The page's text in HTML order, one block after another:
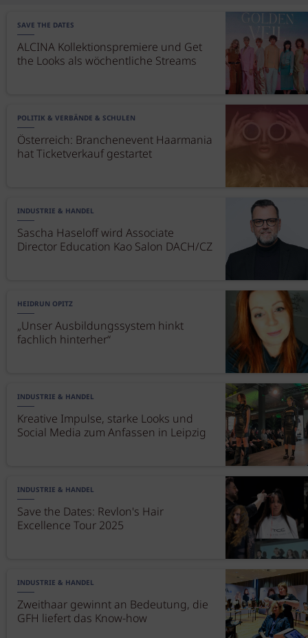
SAVE THE DATES
ALCINA Kollektionspremiere und Get
the Looks als wöchentliche Streams
POLITIK & VERBÄNDE & SCHULEN
Österreich: Branchenevent Haarmania
hat Ticketverkauf gestartet
INDUSTRIE & HANDEL
Sascha Haseloff wird Associate
Director Education Kao Salon DACH/CZ
HEIDRUN OPITZ
„Unser Ausbildungssystem hinkt
fachlich hinterher“
INDUSTRIE & HANDEL
Kreative Impulse, starke Looks und
Social Media zum Anfassen in Leipzig
INDUSTRIE & HANDEL
Save the Dates: Revlon's Hair
Excellence Tour 2025
INDUSTRIE & HANDEL
Zweithaar gewinnt an Bedeutung, die
GFH liefert das Know-how